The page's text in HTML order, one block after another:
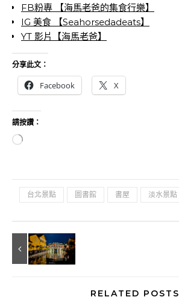
FB粉專 【海馬老爸的集食行樂】
IG 美食 【Seahorsedadeats】
YT 影片【海馬老爸】
分享此文：
Facebook X
請按讚：
正在載入...
台北景點 圖書館 書屋 淡水景點
RELATED POSTS